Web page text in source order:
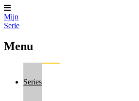
Mijn
Serie
Menu
Series